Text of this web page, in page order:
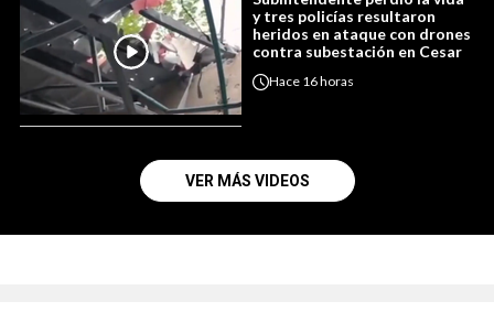
y tres policías resultaron
heridos en ataque con drones
contra subestación en Cesar
Hace 16 horas
VER MÁS VIDEOS